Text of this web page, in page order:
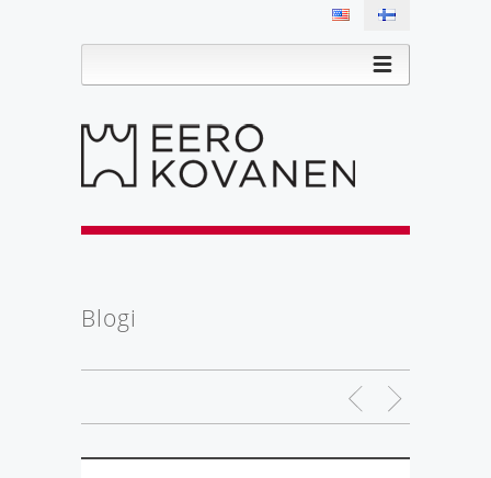
Blogi